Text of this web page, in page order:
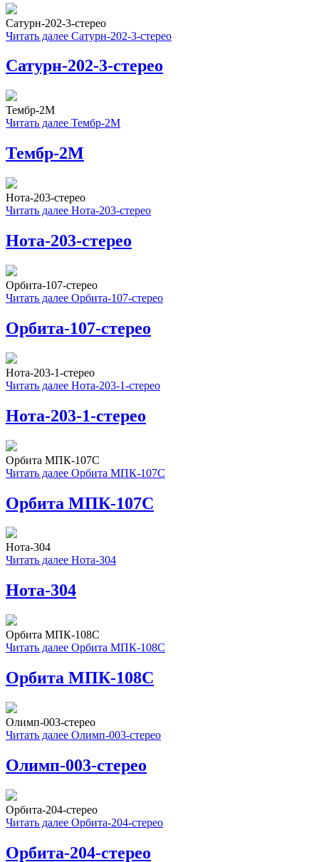
Сатурн-202-3-стерео
Читать далее Сатурн-202-3-стерео
Сатурн-202-3-стерео
Тембр-2М
Читать далее Тембр-2М
Тембр-2М
Нота-203-стерео
Читать далее Нота-203-стерео
Нота-203-стерео
Орбита-107-стерео
Читать далее Орбита-107-стерео
Орбита-107-стерео
Нота-203-1-стерео
Читать далее Нота-203-1-стерео
Нота-203-1-стерео
Орбита МПК-107С
Читать далее Орбита МПК-107С
Орбита МПК-107С
Нота-304
Читать далее Нота-304
Нота-304
Орбита МПК-108С
Читать далее Орбита МПК-108С
Орбита МПК-108С
Олимп-003-стерео
Читать далее Олимп-003-стерео
Олимп-003-стерео
Орбита-204-стерео
Читать далее Орбита-204-стерео
Орбита-204-стерео